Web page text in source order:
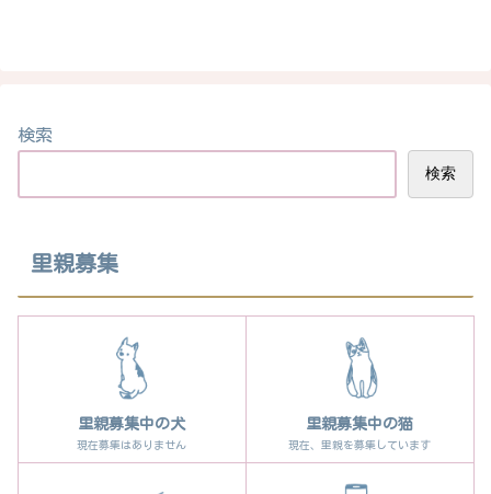
検索
検索
里親募集
里親募集中の犬
現在募集はありません
里親募集中の猫
現在、里親を募集しています